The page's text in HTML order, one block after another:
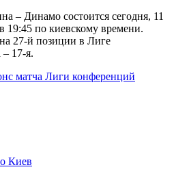
– Динамо состоится сегодня, 11
19:45 по киевскому времени.
27-й позиции в Лиге
17-я.
матча Лиги конференций
Киев